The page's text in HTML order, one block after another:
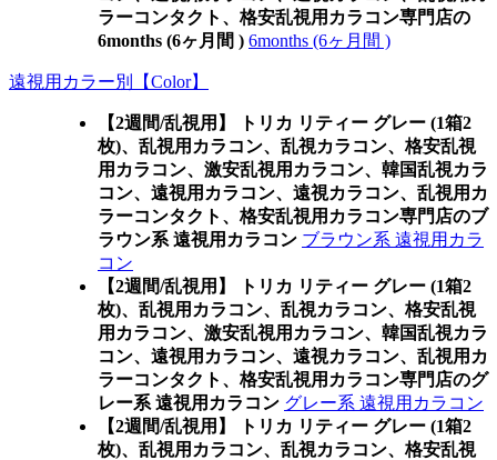
ラーコンタクト、格安乱視用カラコン専門店の
6months (6ヶ月間 ) 6months (6ヶ月間 )
遠視用カラー別【Color】
【2週間/乱視用】 トリカ リティー グレー (1箱2
枚)、乱視用カラコン、乱視カラコン、格安乱視
用カラコン、激安乱視用カラコン、韓国乱視カラ
コン、遠視用カラコン、遠視カラコン、乱視用カ
ラーコンタクト、格安乱視用カラコン専門店のブ
ラウン系 遠視用カラコン ブラウン系 遠視用カラ
コン
【2週間/乱視用】 トリカ リティー グレー (1箱2
枚)、乱視用カラコン、乱視カラコン、格安乱視
用カラコン、激安乱視用カラコン、韓国乱視カラ
コン、遠視用カラコン、遠視カラコン、乱視用カ
ラーコンタクト、格安乱視用カラコン専門店のグ
レー系 遠視用カラコン グレー系 遠視用カラコン
【2週間/乱視用】 トリカ リティー グレー (1箱2
枚)、乱視用カラコン、乱視カラコン、格安乱視